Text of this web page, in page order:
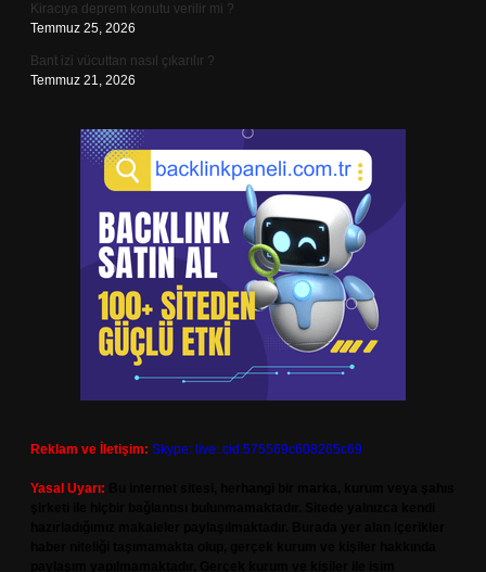
Kiracıya deprem konutu verilir mi ?
Temmuz 25, 2026
Bant izi vücuttan nasıl çıkarılır ?
Temmuz 21, 2026
Reklam ve İletişim: Skype: live:.cid.575569c608265c69
Yasal Uyarı: